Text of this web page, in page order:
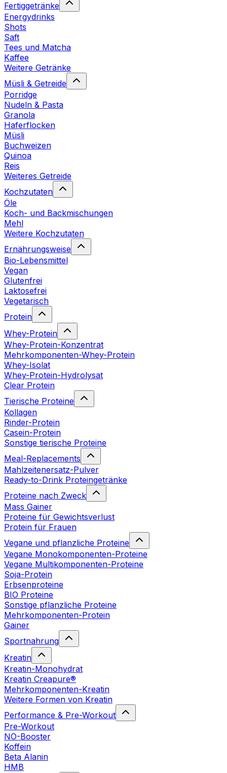
Fertiggetränke
Energydrinks
Shots
Saft
Tees und Matcha
Kaffee
Weitere Getränke
Müsli & Getreide
Porridge
Nudeln & Pasta
Granola
Haferflocken
Müsli
Buchweizen
Quinoa
Reis
Weiteres Getreide
Kochzutaten
Öle
Koch- und Backmischungen
Mehl
Weitere Kochzutaten
Ernährungsweise
Bio-Lebensmittel
Vegan
Glutenfrei
Laktosefrei
Vegetarisch
Protein
Whey-Protein
Whey-Protein-Konzentrat
Mehrkomponenten-Whey-Protein
Whey-Isolat
Whey-Protein-Hydrolysat
Clear Protein
Tierische Proteine
Kollagen
Rinder-Protein
Casein-Protein
Sonstige tierische Proteine
Meal-Replacements
Mahlzeitenersatz-Pulver
Ready-to-Drink Proteingetränke
Proteine nach Zweck
Mass Gainer
Proteine für Gewichtsverlust
Protein für Frauen
Vegane und pflanzliche Proteine
Vegane Monokomponenten-Proteine
Vegane Multikomponenten-Proteine
Soja-Protein
Erbsenproteine
BIO Proteine
Sonstige pflanzliche Proteine
Mehrkomponenten-Protein
Gainer
Sportnahrung
Kreatin
Kreatin-Monohydrat
Kreatin Creapure®
Mehrkomponenten-Kreatin
Weitere Formen von Kreatin
Performance & Pre-Workout
Pre-Workout
NO-Booster
Koffein
Beta Alanin
HMB